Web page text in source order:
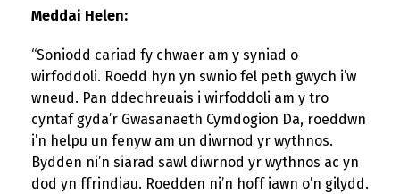
Meddai Helen:
“Soniodd cariad fy chwaer am y syniad o
wirfoddoli. Roedd hyn yn swnio fel peth gwych i’w
wneud. Pan ddechreuais i wirfoddoli am y tro
cyntaf gyda’r Gwasanaeth Cymdogion Da, roeddwn
i’n helpu un fenyw am un diwrnod yr wythnos.
Bydden ni’n siarad sawl diwrnod yr wythnos ac yn
dod yn ffrindiau. Roedden ni’n hoff iawn o’n gilydd.